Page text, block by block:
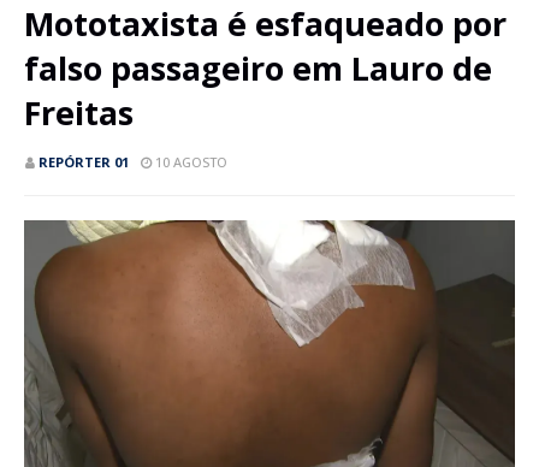
Mototaxista é esfaqueado por
falso passageiro em Lauro de
Freitas
REPÓRTER 01 10 AGOSTO